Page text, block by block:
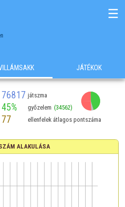
☰
JÁTÉKOK
76817 játszma
45% győzelem (34562)
77 ellenfelek átlagos pontszáma
ALAKULÁSA